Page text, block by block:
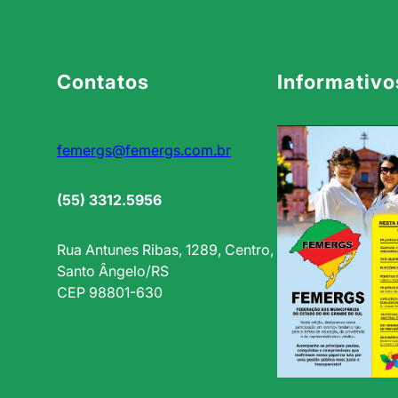
i
a
d
i
–
1
0
/
0
9
/
2
5
Contatos
femergs@femergs.com.br
(55) 3312.5956
Rua Antunes Ribas, 1289, Centro,
Santo Ângelo/RS
CEP 98801-630